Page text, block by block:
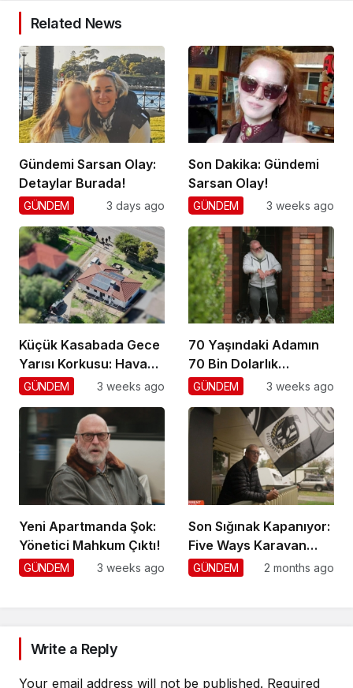
Related News
Gündemi Sarsan Olay:
Detaylar Burada!
GÜNDEM 3 days ago
Son Dakika: Gündemi
Sarsan Olay!
GÜNDEM 3 weeks ago
Küçük Kasabada Gece
Yarısı Korkusu: Hava
Gözetimi
GÜNDEM 3 weeks ago
70 Yaşındaki Adamın
70 Bin Dolarlık
Dolandırıcılığı
GÜNDEM 3 weeks ago
Yeni Apartmanda Şok:
Yönetici Mahkum Çıktı!
GÜNDEM 3 weeks ago
Son Sığınak Kapanıyor:
Five Ways Karavan
Park
GÜNDEM 2 months ago
Write a Reply
Your email address will not be published. Required